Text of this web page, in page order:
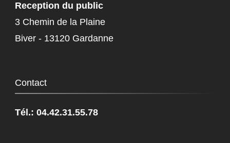
Reception du public
3 Chemin de la Plaine
Biver - 13120 Gardanne
Contact
Tél.: 04.42.31.55.78